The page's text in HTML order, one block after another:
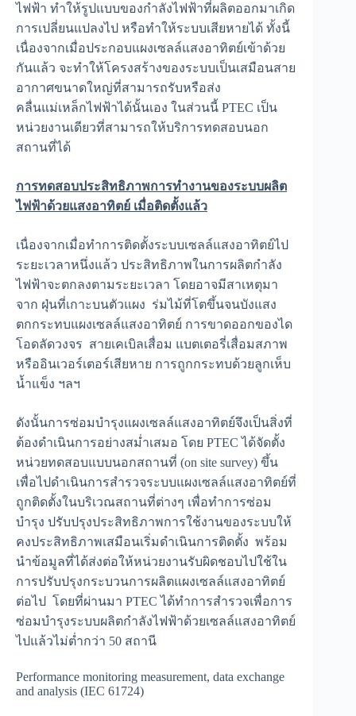
ไฟฟ้า ทำให้รูปแบบของกำลังไฟฟ้าที่ผลิตออกมาเกิด
การเปลี่ยนแปลงไป หรือทำให้ระบบเสียหายได้ ทั้งนี้
เนื่องจากเมื่อประกอบแผงเซลล์แสงอาทิตย์เข้าด้วย
กันแล้ว จะทำให้โครงสร้างของระบบเป็นเสมือนสาย
อากาศขนาดใหญ่ที่สามารถรับหรือส่ง
คลื่นแม่เหล็กไฟฟ้าได้นั้นเอง ในส่วนนี้ PTEC เป็น
หน่วยงานเดียวที่สามารถให้บริการทดสอบนอก
สถานที่ได้
การทดสอบประสิทธิภาพการทำงานของระบบผลิต
ไฟฟ้าด้วยแสงอาทิตย์ เมื่อติดตั้งแล้ว
เนื่องจากเมื่อทำการติดตั้งระบบเซลล์แสงอาทิตย์ไป
ระยะเวลาหนึ่งแล้ว ประสิทธิภาพในการผลิตกำลัง
ไฟฟ้าจะตกลงตามระยะเวลา โดยอาจมีสาเหตุมา
จาก ฝุ่นที่เกาะบนตัวแผง ร่มไม้ที่โตขึ้นจนบังแสง
ตกกระทบแผงเซลล์แสงอาทิตย์ การขาดออกของได
โอดลัดวงจร สายเคเบิลเสื่อม แบตเตอรี่เสื่อมสภาพ
หรืออินเวอร์เตอร์เสียหาย การถูกกระทบด้วยลูกเห็บ
น้ำแข็ง ฯลฯ
ดังนั้นการซ่อมบำรุงแผงเซลล์แสงอาทิตย์จึงเป็นสิ่งที่
ต้องดำเนินการอย่างสม่ำเสมอ โดย PTEC ได้จัดตั้ง
หน่วยทดสอบแบบนอกสถานที่ (on site survey) ขึ้น
เพื่อไปดำเนินการสำรวจระบบแผงเซลล์แสงอาทิตย์ที่
ถูกติดตั้งในบริเวณสถานที่ต่างๆ เพื่อทำการซ่อม
บำรุง ปรับปรุงประสิทธิภาพการใช้งานของระบบให้
คงประสิทธิภาพเสมือนเริ่มดำเนินการติดตั้ง พร้อม
นำข้อมูลที่ได้ส่งต่อให้หน่วยงานรับผิดชอบไปใช้ใน
การปรับปรุงกระบวนการผลิตแผงเซลล์แสงอาทิตย์
ต่อไป โดยที่ผ่านมา PTEC ได้ทำการสำรวจเพื่อการ
ซ่อมบำรุงระบบผลิตกำลังไฟฟ้าด้วยเซลล์แสงอาทิตย์
ไปแล้วไม่ต่ำกว่า 50 สถานี
Performance monitoring measurement, data exchange
and analysis (IEC 61724)